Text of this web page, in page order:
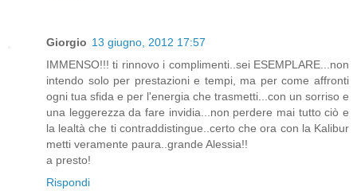
Giorgio 13 giugno, 2012 17:57
IMMENSO!!! ti rinnovo i complimenti..sei ESEMPLARE...non
intendo solo per prestazioni e tempi, ma per come affronti
ogni tua sfida e per l'energia che trasmetti...con un sorriso e
una leggerezza da fare invidia...non perdere mai tutto ciò e
la lealtà che ti contraddistingue..certo che ora con la Kalibur
metti veramente paura..grande Alessia!!
a presto!
Rispondi